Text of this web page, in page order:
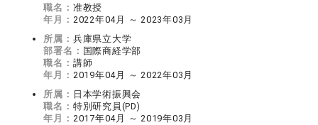
職名： 准教授
年月： 2022年04月 ～ 2023年03月
所属： 兵庫県立大学
部署名： 国際商経学部
職名： 講師
年月： 2019年04月 ～ 2022年03月
所属： 日本学術振興会
職名： 特別研究員(PD)
年月： 2017年04月 ～ 2019年03月